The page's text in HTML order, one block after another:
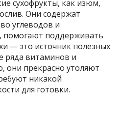
сухофрукты, как изюм,
Они содержат
углеводов и
помогают поддерживать
— это источник полезных
ряда витаминов и
они прекрасно утоляют
никакой
для готовки.